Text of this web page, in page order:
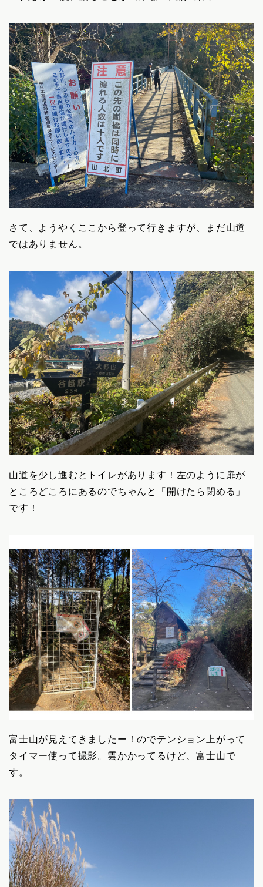
さて、ようやくここから登って行きますが、まだ山道
ではありません。
山道を少し進むとトイレがあります！左のように扉が
ところどころにあるのでちゃんと「開けたら閉める」
です！
富士山が見えてきましたー！のでテンション上がって
タイマー使って撮影。雲かかってるけど、富士山で
す。